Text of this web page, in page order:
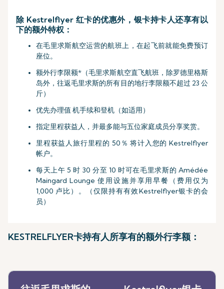
除 Kestrelflyer 红卡的优惠外，银卡持卡人还享有以
下的额外特权：
在毛里求斯航空运营的航班上，在起飞前就能免费预订
座位。
额外行李限额*（毛里求斯航空直飞航班，除罗德里格斯
岛外，往返毛里求斯的所有目的地行李限额不超过 23 公
斤）
优先办理值 机手续和登机（如适用）
指定里程获益人，并最多能与五位家庭成员分享奖赏。
里程获益人旅行里程的 50％ 将计入您的 Kestrelflyer
帐户。
每天上午 5 时 30 分至 10 时可在毛里求斯的 Amédée
Maingard Lounge 使用设施并享用早餐（费用仅为
1,000 卢比）。（仅限持有有效Kestrelflyer银卡的会
员）
KESTRELFLYER卡持有人所享有的额外行李额：